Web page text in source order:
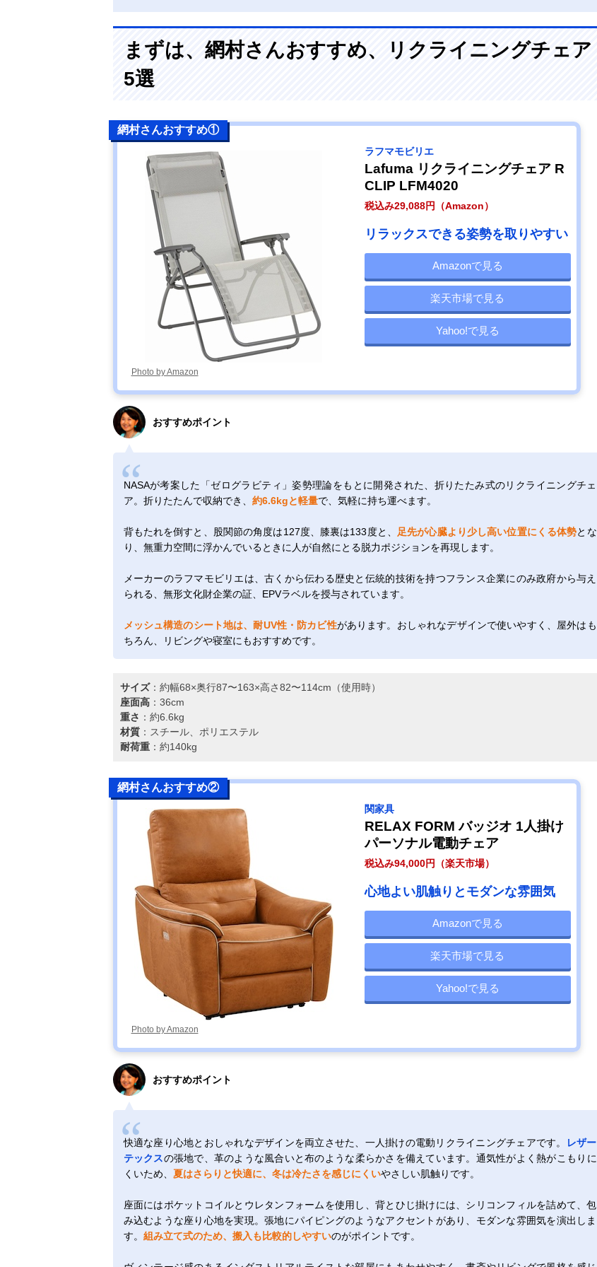
まずは、網村さんおすすめ、リクライニングチェア
5選
網村さんおすすめ①
Photo by Amazon
ラフマモビリエ
Lafuma リクライニングチェア R
CLIP LFM4020
税込み29,088円（Amazon）
リラックスできる姿勢を取りやすい
Amazonで見る
楽天市場で見る
Yahoo!で見る
おすすめポイント
NASAが考案した「ゼログラビティ」姿勢理論をもとに開発された、折りたたみ式のリクライニングチェ
ア。折りたたんで収納でき、 約6.6kgと軽量で、気軽に持ち運べます。
背もたれを倒すと、股関節の角度は127度、膝裏は133度と、 足先が心臓より少し高い位置にくる体勢とな
り、無重力空間に浮かんでいるときに人が自然にとる脱力ポジションを再現します。
メーカーのラフマモビリエは、古くから伝わる歴史と伝統的技術を持つフランス企業にのみ政府から与え
られる、無形文化財企業の証、EPVラベルを授与されています。
メッシュ構造のシート地は、耐UV性・防カビ性があります。おしゃれなデザインで使いやすく、屋外はも
ちろん、リビングや寝室にもおすすめです。
サイズ：約幅68×奥行87〜163×高さ82〜114cm（使用時）
座面高：36cm
重さ ：約6.6kg
材質：スチール、ポリエステル
耐荷重：約140kg
網村さんおすすめ②
Photo by Amazon
関家具
RELAX FORM バッジオ 1人掛け
パーソナル電動チェア
税込み94,000円（楽天市場）
心地よい肌触りとモダンな雰囲気
Amazonで見る
楽天市場で見る
Yahoo!で見る
おすすめポイント
快適な座り心地とおしゃれなデザインを両立させた、一人掛けの電動リクライニングチェアです。
レザー
テックスの張地で、革のような風合いと布のような柔らかさを備えています。通気性がよく熱がこもりに
くいため、 夏はさらりと快適に、冬は冷たさを感じにくいやさしい肌触りです。
座面にはポケットコイルとウレタンフォームを使用し、背とひじ掛けには、シリコンフィルを詰めて、包
み込むような座り心地を実現。張地にパイピングのようなアクセントがあり、モダンな雰囲気を演出しま
す。 組み立て式のため、搬入も比較的しやすいのがポイントです。